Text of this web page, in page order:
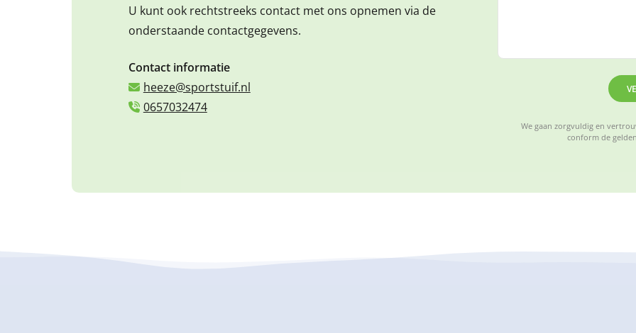
U kunt ook rechtstreeks contact met ons opnemen via de
onderstaande contactgegevens.
Contact informatie
heeze@sportstuif.nl
0657032474
We gaan zorgvuldig en
conform de